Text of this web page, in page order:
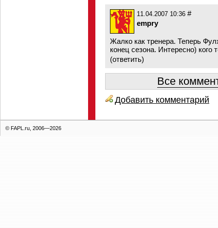
11.04.2007 10:36 #
empry
Жалко как тренера. Теперь
конец сезона. Интересно) кого
(ответить)
Все
Добавить комментарий
© FAPL.ru, 2006—2026